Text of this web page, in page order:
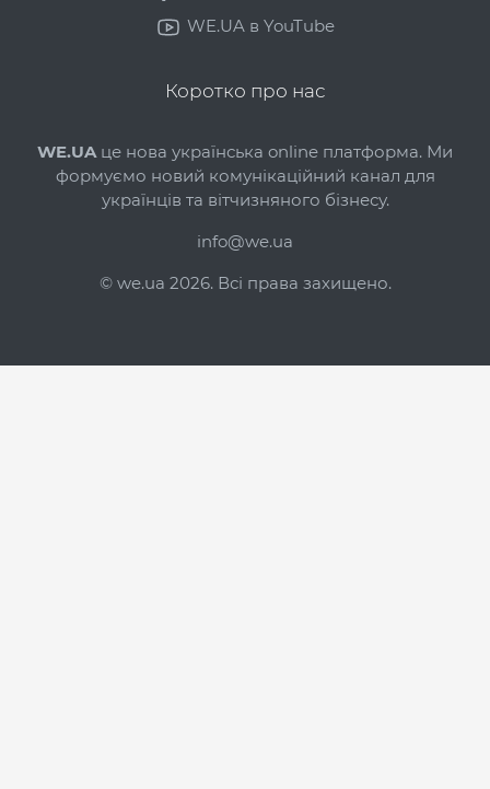
WE.UA в YouTube
Коротко про нас
WE.UAце нова українська online платформа. Ми
формуємо новий комунікаційний канал для
українців та вітчизняного бізнесу.
info@we.ua
© we.ua 2026. Всі права захищено.